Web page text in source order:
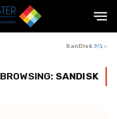
> בית SanDisk
BROWSING: SANDISK